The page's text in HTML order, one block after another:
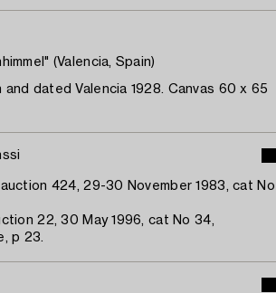
(Valencia, Spain)
and dated Valencia 1928. Canvas 60 x 65
424, 29-30 November 1983, cat No
22, 30 May 1996, cat No 34,
p 23.